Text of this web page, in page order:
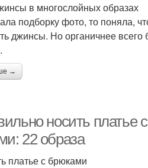
в многослойных образах
подборку фото, то поняла,
джинсы. Но органичнее всего
→
носить
22 образа
платье с брюками